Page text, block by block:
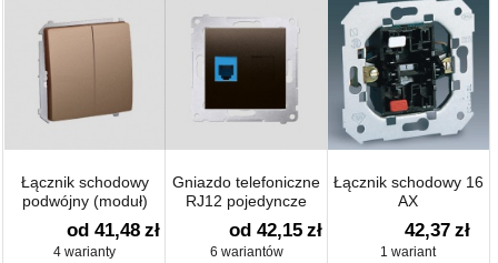
Łącznik schodowy
podwójny (moduł)
od 41,48 zł
4 warianty
Gniazdo telefoniczne
RJ12 pojedyncze
(moduł)
od 42,15 zł
6 wariantów
Łącznik schodowy 16
AX
42,37 zł
1 wariant